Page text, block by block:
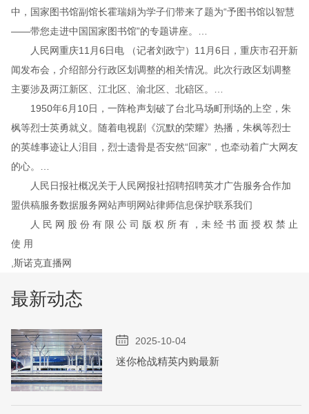
中，国家图书馆副馆长霍瑞娟为学子们带来了题为“予图书馆以智慧
——带您走进中国国家图书馆”的专题讲座。…
人民网重庆11月6日电 （记者刘政宁）11月6日，重庆市召开新
闻发布会，介绍部分行政区划调整的相关情况。此次行政区划调整
主要涉及两江新区、江北区、渝北区、北碚区。…
1950年6月10日，一阵枪声划破了台北马场町刑场的上空，朱
枫等烈士英勇就义。随着电视剧《沉默的荣耀》热播，朱枫等烈士
的英雄事迹让人泪目，烈士遗骨是否安然“回家”，也牵动着广大网友
的心。…
人民日报社概况关于人民网报社招聘招聘英才广告服务合作加
盟供稿服务数据服务网站声明网站律师信息保护联系我们
人 民 网 股 份 有 限 公 司 版 权 所 有 ，未 经 书 面 授 权 禁 止
使 用
,斯诺克直播网
最新动态
2025-10-04
迷你枪战精英内购最新